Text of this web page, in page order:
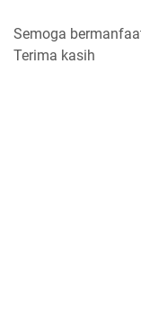
Semoga
Terima kasih